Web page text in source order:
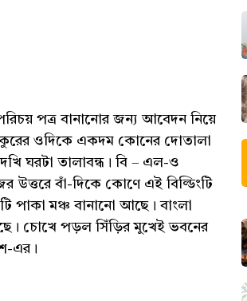
পত্র বানানোর জন্য আবেদন নিয়ে
ওদিকে একদম কোনের দোতালা
ঘরটা তালাবন্ধ। বি – এল-ও
বাঁ-দিকে কোণে এই বিল্ডিংটি
পাকা মঞ্চ বানানো আছে। বাংলা
চোখে পড়ল সিঁড়ির মুখেই ভবনের
এর।